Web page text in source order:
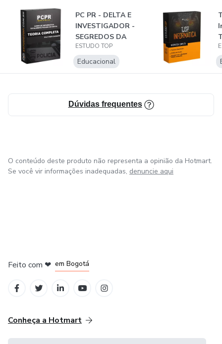
PC PR - DELTA E
INVESTIGADOR -
SEGREDOS DA
APROVAÇÃO!
ESTUDO TOP
Educacional
Dúvidas frequentes
O conteúdo deste produto não representa a opinião da Hotmart.
Se você vir informações inadequadas, denuncie aqui
Feito com ❤ em Bogotá
Conheça a Hotmart